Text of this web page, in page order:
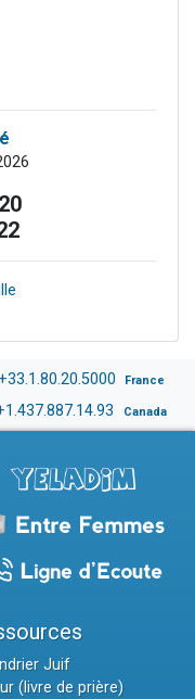
+33.1.80.20.5000 France
Canada
Juif
(livre de prière)